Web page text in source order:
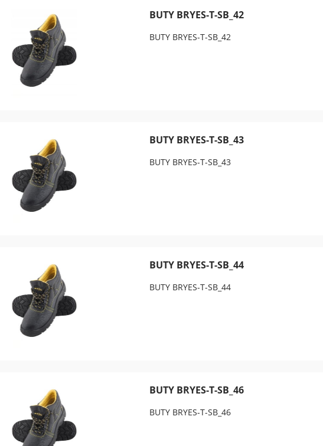
BUTY BRYES-T-SB_42
BUTY BRYES-T-SB_42
BUTY BRYES-T-SB_43
BUTY BRYES-T-SB_43
BUTY BRYES-T-SB_44
BUTY BRYES-T-SB_44
BUTY BRYES-T-SB_46
BUTY BRYES-T-SB_46